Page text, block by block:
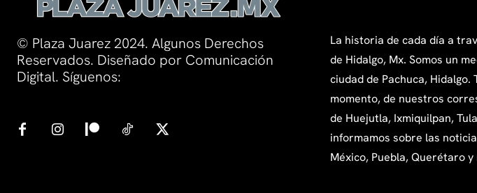
© Plaza Juarez 2024. Algunos Derechos
Reservados. Diseñado por Comunicación
Digital. Síguenos:
La historia de cada día a
de Hidalgo, Mx. Somos un
ciudad de Pachuca,
momento, de nuestros
de Huejutla, Ixmiquilpan,
informamos sobre las
México, Puebla, Querétaro y